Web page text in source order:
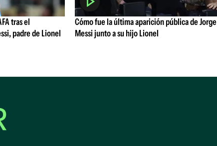
tras el
padre de Lionel
Cómo fue la última aparición pública de Jorge
Messi junto a su hijo Lionel